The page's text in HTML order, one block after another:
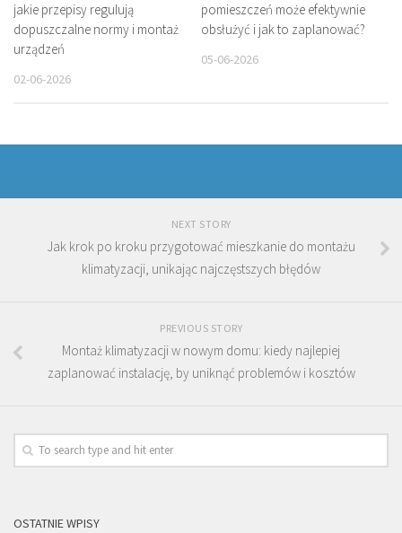
jakie przepisy regulują
dopuszczalne normy i montaż
urządzeń
02-06-2026
pomieszczeń może efektywnie
obsłużyć i jak to zaplanować?
05-06-2026
NEXT STORY
Jak krok po kroku przygotować mieszkanie do montażu
klimatyzacji, unikając najczęstszych błędów
PREVIOUS STORY
Montaż klimatyzacji w nowym domu: kiedy najlepiej
zaplanować instalację, by uniknąć problemów i kosztów
OSTATNIE WPISY